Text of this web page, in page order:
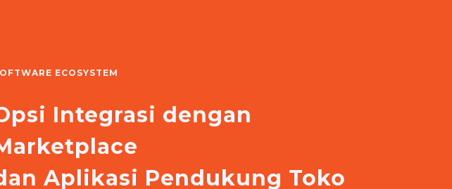
ECOSYSTEM
Integrasi dengan
Aplikasi Pendukung Toko